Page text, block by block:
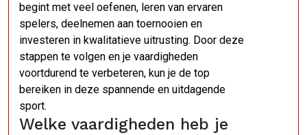
begint met veel oefenen, leren van ervaren
spelers, deelnemen aan toernooien en
investeren in kwalitatieve uitrusting. Door deze
stappen te volgen en je vaardigheden
voortdurend te verbeteren, kun je de top
bereiken in deze spannende en uitdagende
sport.
Welke vaardigheden heb je